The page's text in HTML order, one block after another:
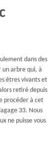
dans des
arbre qui, à
êtres vivants et
retiré depuis
procéder à cet
33. Nous
ne puisse vous